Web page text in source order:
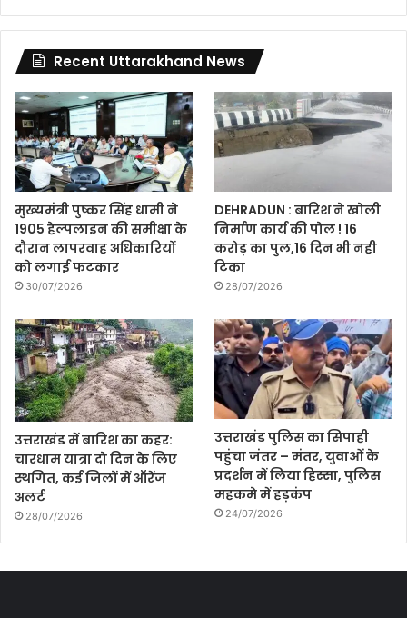
Recent Uttarakhand News
मुख्यमंत्री पुष्कर सिंह धामी ने
1905 हेल्पलाइन की समीक्षा के
दौरान लापरवाह अधिकारियों
को लगाई फटकार
30/07/2026
DEHRADUN : बारिश ने खोली
निर्माण कार्य की पोल ! 16
करोड़ का पुल,16 दिन भी नही
टिका
28/07/2026
उत्तराखंड में बारिश का कहर:
चारधाम यात्रा दो दिन के लिए
स्थगित, कई जिलों में ऑरेंज
अलर्ट
28/07/2026
उत्तराखंड पुलिस का सिपाही
पहुंचा जंतर – मंतर, युवाओं के
प्रदर्शन में लिया हिस्सा, पुलिस
महकमे में हड़कंप
24/07/2026